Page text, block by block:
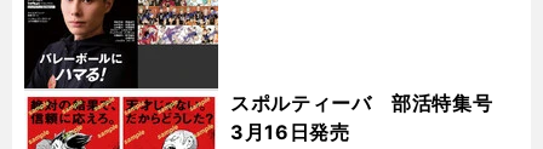
スポルティーバ 部活特集号
3月16日発売